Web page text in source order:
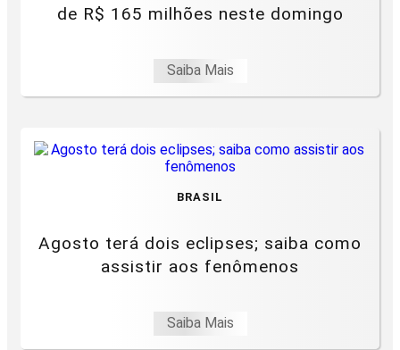
de R$ 165 milhões neste domingo
Saiba Mais
BRASIL
Agosto terá dois eclipses; saiba como
assistir aos fenômenos
Saiba Mais